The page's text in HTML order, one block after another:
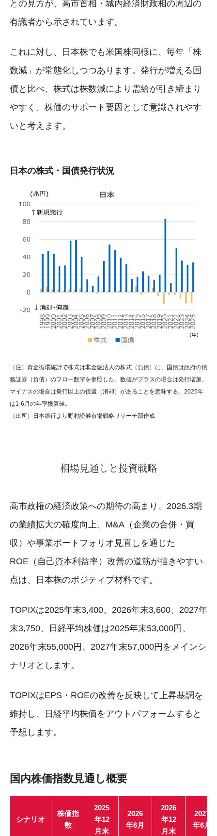
との見方が、高市首相・城内経済財政相の周辺の
有識者から示されています。
これに対し、日本株でも米国株同様に、毎年「株
数減」が常態化しつつあります。発行が増える国
債と比べ、株式は株数減により需給が引き締まり
やすく、株価のサポート要因として意識されやす
いと考えます。
日本の株式・国債発行状況
（注）資金循環統計で株式は非金融法人の株式（負債）に、国債は政府の債
務証券（負債）のフロー数字を参照した。数値がプラスの場合は発行増加、
マイナスの場合は発行以上の償還（消却）があることを意味する。2025年
は1-6月の年率換算値。
（出所）日本銀行より野村證券市場戦略リサーチ部作成
相場見通しと投資戦略
高市政権の経済政策への期待の高まり、2026.3期
の業績拡大の確度向上、M&A（企業の合併・買
収）や事業ポートフォリオ見直しを通じた
ROE（自己資本利益率）改善の道筋が描きやすい
点は、日本株のポジティブ材料です。
TOPIXは2025年末3,400、2026年末3,600、2027年
末3,750、日経平均株価は2025年末53,000円、
2026年末55,000円、2027年末57,000円をメインシ
ナリオとします。
TOPIXはEPS・ROEの改善を反映して上昇基調を
維持し、日経平均株価をアウトパフォームすると
予想します。
国内株価指数見通し概要
シナリオ
株価指
数
2025
年12
月末
2026
年6月
2026
年12
月末
2027
年6月